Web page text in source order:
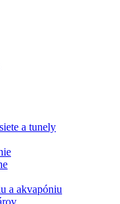
a tunely
a akvapóniu